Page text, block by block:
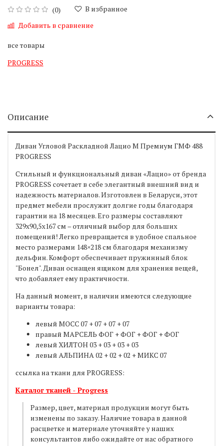
(0)
В избранное
Добавить в сравнение
все товары
PROGRESS
Описание
Диван Угловой Раскладной Лацио М Премиум ГМФ 488
PROGRESS
Стильный и функциональный диван «Лацио» от бренда
PROGRESS сочетает в себе элегантный внешний вид и
надежность материалов. Изготовлен в Беларуси, этот
предмет мебели прослужит долгие годы благодаря
гарантии на 18 месяцев. Его размеры составляют
329х90,5х167 см – отличный выбор для больших
помещений! Легко превращается в удобное спальное
место размерами 148×218 см благодаря механизму
дельфин. Комфорт обеспечивает пружинный блок
"Бонел". Диван оснащен ящиком для хранения вещей,
что добавляет ему практичности.
На данный момент, в наличии имеются следующие
варианты товара:
левый МОСС 07 + 07 + 07 + 07
правый МАРСЕЛЬ ФОГ + ФОГ + ФОГ + ФОГ
левый ХИЛТОН 03 + 03 + 03 + 03
левый АЛЬПИНА 02 + 02 + 02 + МИКС 07
ссылка на ткани для PROGRESS:
Каталог тканей - Progress
Размер, цвет, материал продукции могут быть
изменены по заказу. Наличие товара в данной
расцветке и материале уточняйте у наших
консультантов либо ожидайте от нас обратного